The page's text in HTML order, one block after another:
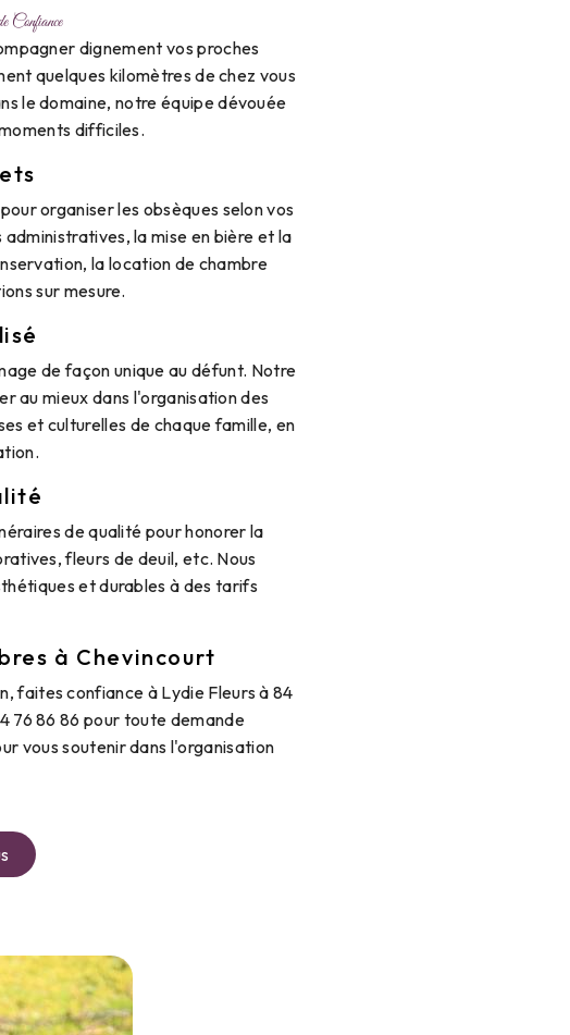
Confiance
dignement vos proches
quelques kilomètres de chez vous
le domaine, notre équipe dévouée
difficiles.
organiser les obsèques selon vos
la mise en bière et la
la location de chambre
sur mesure.
de façon unique au défunt. Notre
au mieux dans l'organisation des
et culturelles de chaque famille, en
de qualité pour honorer la
fleurs de deuil, etc. Nous
et durables à des tarifs
à Chevincourt
faites confiance à Lydie Fleurs à 84
76 86 86 pour toute demande
vous soutenir dans l'organisation